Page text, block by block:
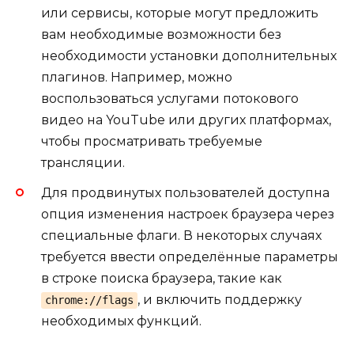
или сервисы, которые могут предложить
вам необходимые возможности без
необходимости установки дополнительных
плагинов. Например, можно
воспользоваться услугами потокового
видео на YouTube или других платформах,
чтобы просматривать требуемые
трансляции.
Для продвинутых пользователей доступна
опция изменения настроек браузера через
специальные флаги. В некоторых случаях
требуется ввести определённые параметры
в строке поиска браузера, такие как
chrome://flags , и включить поддержку
необходимых функций.